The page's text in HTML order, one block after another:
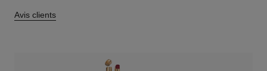
Avis clients